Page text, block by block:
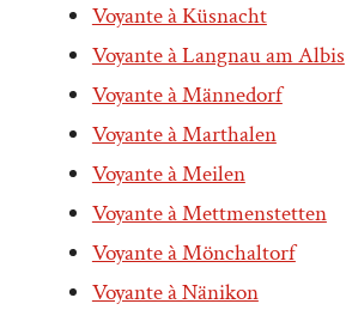
Voyante à Küsnacht
Voyante à Langnau am Albis
Voyante à Männedorf
Voyante à Marthalen
Voyante à Meilen
Voyante à Mettmenstetten
Voyante à Mönchaltorf
Voyante à Nänikon